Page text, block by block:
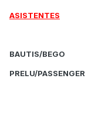
ASISTENTES
BAUTIS/BEGO
PRELU/PASSENGER